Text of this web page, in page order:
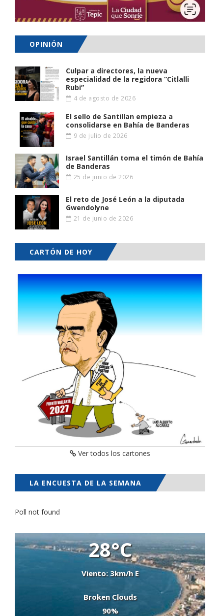
OPINIÓN
Culpar a directores, la nueva
especialidad de la regidora “Citlalli
Rubi”
4 de agosto de 2026
El sello de Santillan empieza a
consolidarse en Bahía de Banderas
9 de julio de 2026
Israel Santillán toma el timón de Bahía
de Banderas
25 de junio de 2026
El reto de José León a la diputada
Gwendolyne
21 de junio de 2026
CARTÓN DE HOY
Ver todos los cartones
LA ENCUESTA DE LA SEMANA
Poll not found
28°C
Viento: 3km/h E
Broken Clouds
90%